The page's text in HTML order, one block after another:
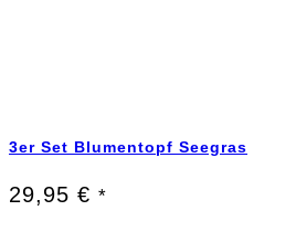
3er Set Blumentopf Seegras
29,95 € *